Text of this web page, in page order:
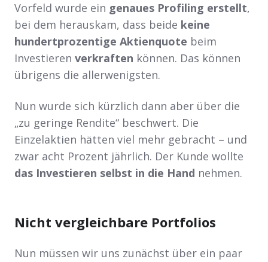
Vorfeld wurde ein genaues Profiling erstellt,
bei dem herauskam, dass beide keine
hundertprozentige Aktienquote beim
Investieren verkraften können. Das können
übrigens die allerwenigsten.
Nun wurde sich kürzlich dann aber über die
„zu geringe Rendite“ beschwert. Die
Einzelaktien hätten viel mehr gebracht – und
zwar acht Prozent jährlich. Der Kunde wollte
das Investieren selbst in die Hand nehmen.
Nicht vergleichbare Portfolios
Nun müssen wir uns zunächst über ein paar